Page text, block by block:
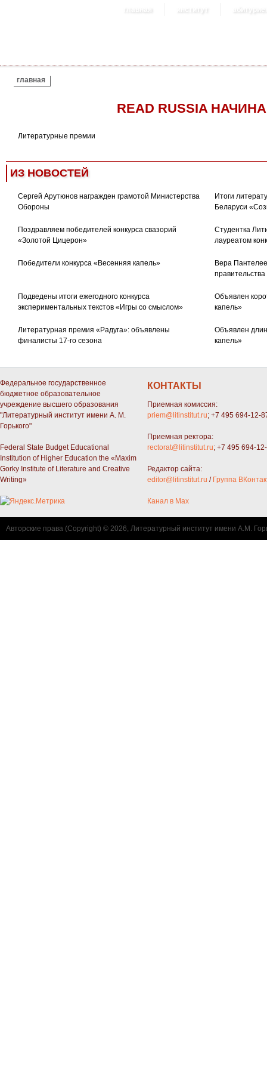
главная институт
ВЫ ЗДЕСЬ
главная
READ RUSSIA
Литературные премии
ИЗ НОВОСТЕЙ
Сергей Арутюнов награжден грамотой Министерства
Обороны
Итоги
Беларуси
Поздравляем победителей конкурса свазорий
«Золотой Цицерон»
Студентка
лауреатом
Победители конкурса «Весенняя капель»
Вера
Подведены итоги ежегодного конкурса
экспериментальных текстов «Игры со смыслом»
Объявлен
капель»
Литературная премия «Радуга»: объявлены
финалисты 17-го сезона
Объявлен
капель»
Федеральное государственное
бюджетное образовательное
учреждение высшего образования
"Литературный институт имени А. М.
Горького"
Federal State Budget Educational
Institution of Higher Education the «Maxim
Gorky Institute of Literature and Creative
Writing»
КОНТАКТЫ
Приемная комиссия:
priem@litinstitut.ru; +7 495 694-12-
Приемная ректора:
rectorat@litinstitut.ru; +7 495 694-
Редактор сайта:
editor@litinstitut.ru / Группа
Канал в Max
Авторские права (Copyright) © 2026, Литературный институт имени А.М.